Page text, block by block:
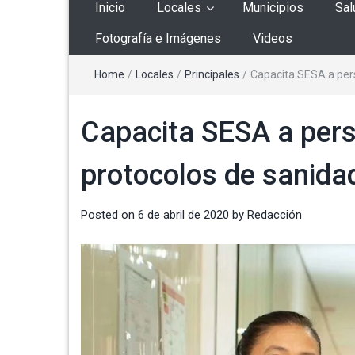
Inicio Locales Municipios
Fotografía e Imágenes Videos
Home / Locales / Principales / Capacita SESA a
Capacita SESA a
protocolos de
Posted on 6 de abril de 2020 by Redacción